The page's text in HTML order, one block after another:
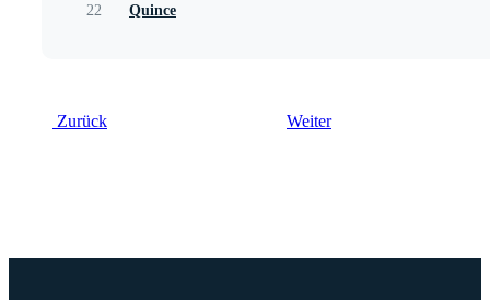
22
Quince
Zurück Weiter